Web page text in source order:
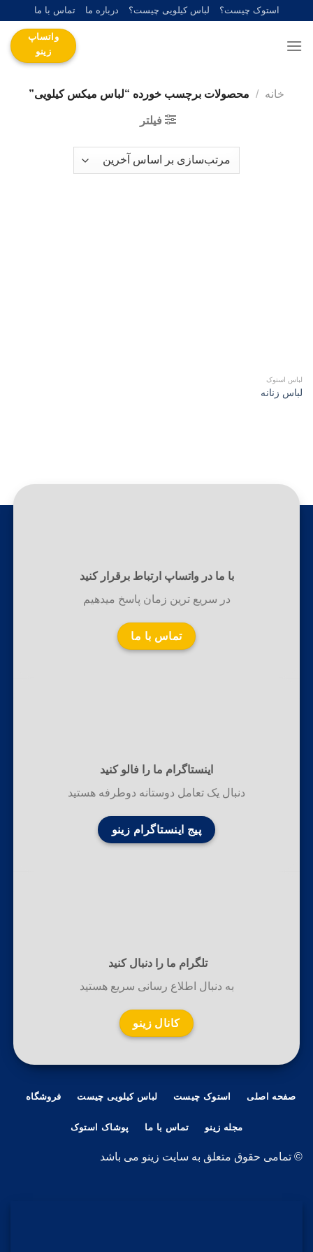
content
استوک چیست؟ لباس کیلویی چیست؟ درباره ما تماس با ما
واتساپ
زینو
خانه / محصولات برچسب خورده “لباس میکس کیلویی”
فیلتر
لباس استوک
لباس زنانه
با ما در واتساپ ارتباط برقرار کنید
در سریع ترین زمان پاسخ میدهیم
تماس با ما
اینستاگرام ما را فالو کنید
دنبال یک تعامل دوستانه دوطرفه هستید
پیج اینستاگرام زینو
تلگرام ما را دنبال کنید
به دنبال اطلاع رسانی سریع هستید
کانال زینو
صفحه اصلی استوک چیست لباس کیلویی چیست فروشگاه
مجله زینو تماس با ما پوشاک استوک
© تمامی حقوق متعلق به سایت زینو می باشد